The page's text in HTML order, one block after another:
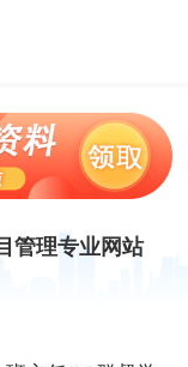
管理专业网站